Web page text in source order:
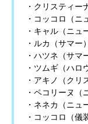
・クリスティー
・コッコロ（ニ
・キャル（ニュ
・ルカ（サマー）
・ハツネ（サマ
・ツムギ（ハロ
・アキノ（クリ
・ペコリーヌ（
・ネネカ（ニュ
・コッコロ（儀